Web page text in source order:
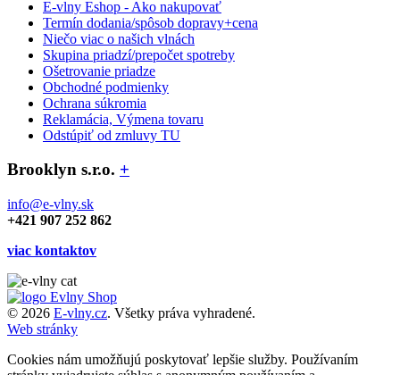
E-vlny Eshop - Ako nakupovať
Termín dodania/spôsob dopravy+cena
Niečo viac o našich vlnách
Skupina priadzí/prepočet spotreby
Ošetrovanie priadze
Obchodné podmienky
Ochrana súkromia
Reklamácia, Výmena tovaru
Odstúpiť od zmluvy TU
Brooklyn s.r.o. +
info@e-vlny.sk
+421 907 252 862
viac kontaktov
© 2026 E-vlny.cz. Všetky práva vyhradené.
Web stránky
Cookies nám umožňujú poskytovať lepšie služby. Používaním